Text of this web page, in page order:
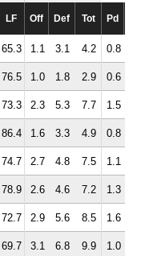
LF Off Def Tot Pd
65.3 1.1 3.1 4.2 0.8
76.5 1.0 1.8 2.9 0.6
73.3 2.3 5.3 7.7 1.5
86.4 1.6 3.3 4.9 0.8
74.7 2.7 4.8 7.5 1.1
78.9 2.6 4.6 7.2 1.3
72.7 2.9 5.6 8.5 1.6
69.7 3.1 6.8 9.9 1.0